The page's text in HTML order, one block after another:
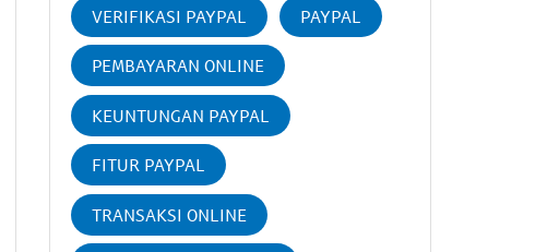
VERIFIKASI PAYPAL PAYPAL
PEMBAYARAN ONLINE
KEUNTUNGAN PAYPAL
FITUR PAYPAL
TRANSAKSI ONLINE